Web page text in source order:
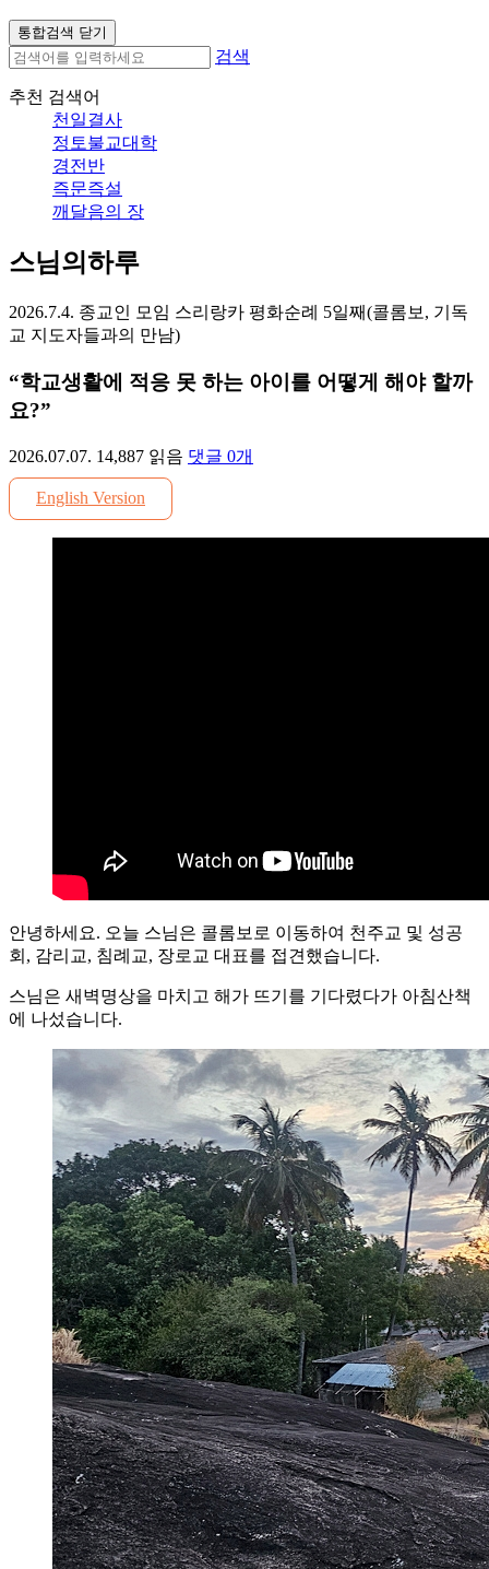
통합검색 닫기
검색
추천 검색어
천일결사
정토불교대학
경전반
즉문즉설
깨달음의 장
스님의하루
2026.7.4. 종교인 모임 스리랑카 평화순례 5일째(콜롬보, 기독
교 지도자들과의 만남)
“학교생활에 적응 못 하는 아이를 어떻게 해야 할까
요?”
2026.07.07. 14,887 읽음 댓글 0개
English Version
안녕하세요. 오늘 스님은 콜롬보로 이동하여 천주교 및 성공
회, 감리교, 침례교, 장로교 대표를 접견했습니다.
스님은 새벽명상을 마치고 해가 뜨기를 기다렸다가 아침산책
에 나섰습니다.